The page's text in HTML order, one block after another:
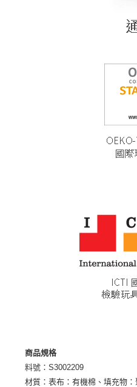
商品規格
料號：S3002209
材質：表布：有機棉、填充物